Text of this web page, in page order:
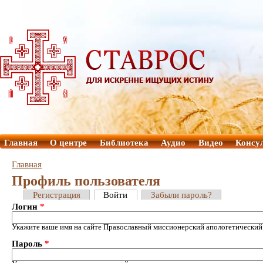
Главная О центре Библиотека Аудио Видео
Главная
Профиль пользователя
Регистрация Войти
Забыли пароль?
Логин *
Укажите ваше имя на сайте Православный миссионерский
Пароль *